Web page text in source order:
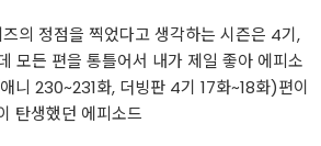
의 정점을 찍었다고 생각하는 시즌은 4기,
모든 편을 통틀어서 내가 제일 좋아 에피소
니 230~231화, 더빙판 4기 17화~18화)편이
탄생했던 에피소드